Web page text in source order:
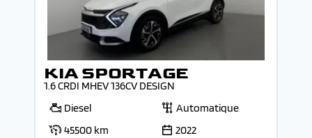
KIA SPORTAGE
1.6 CRDI MHEV 136CV DESIGN
Diesel
Automatique
45500 km
2022